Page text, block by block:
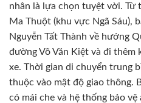
nhân là lựa chọn tuyệt vời. Từ
Ma Thuột (khu vực Ngã Sáu),
Nguyễn Tất Thành về hướng
đường Võ Văn Kiệt và đi thêm
xe. Thời gian di chuyển trung
thuộc vào mật độ giao thông.
có mái che và hệ thống bảo